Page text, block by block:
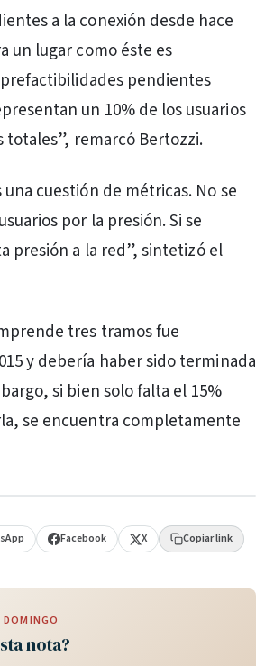
a la conexión desde hace
un lugar como éste es
pendientes
un 10% de los usuarios
totales”, remarcó Bertozzi.
una cuestión de métricas. No se
por la presión. Si se
presión a la red”, sintetizó el
tres tramos fue
y debería haber sido terminada
si bien solo falta el 15%
se encuentra completamente
Facebook X Copiar link
DOMINGO
nota?